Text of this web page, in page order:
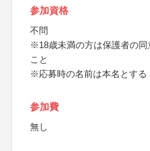
参加資格
不問
※18歳未満の方は保護者の同
こと
※応募時の名前は本名とする
参加費
無し